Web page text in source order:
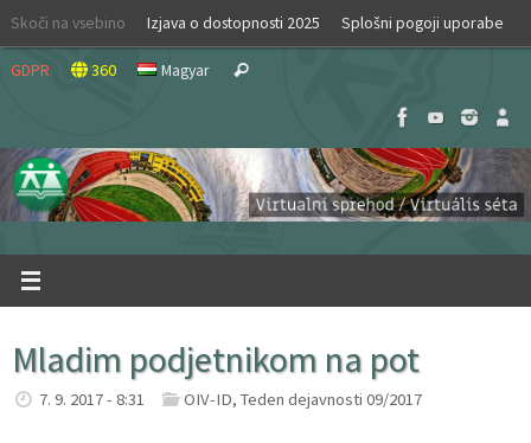
Skip
content
Skoči na vsebino Izjava o dostopnosti 2025 Splošni pogoji uporabe
GDPR 360 Magyar Search
Mladim podjetnikom na pot
7. 9. 2017 - 8:31 OIV-ID, Teden dejavnosti 09/2017